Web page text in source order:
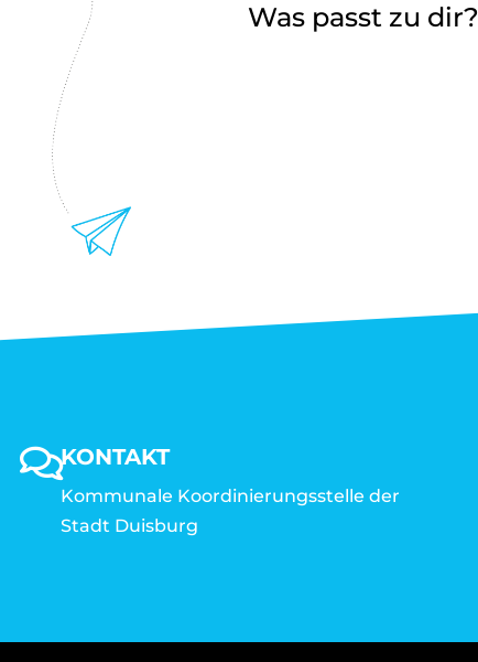
Was passt zu dir?
KONTAKT
Kommunale Koordinierungsstelle der
Stadt Duisburg